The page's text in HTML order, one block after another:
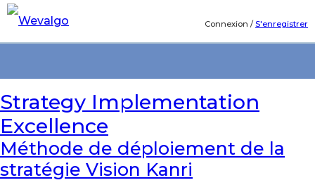
Connexion /S'enregistrer
Strategy Implementation
Excellence
Méthode de déploiement de la
stratégie Vision Kanri